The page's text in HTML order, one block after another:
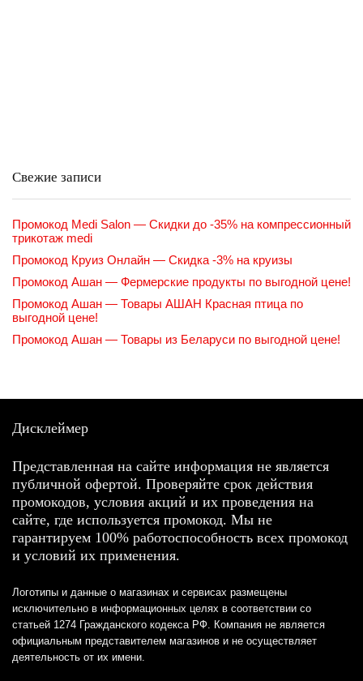
Свежие записи
Промокод Medi Salon — Скидки до -35% на компрессионный
трикотаж medi
Промокод Круиз Онлайн — Скидка -3% на круизы
Промокод Ашан — Фермерские продукты по выгодной цене!
Промокод Ашан — Товары АШАН Красная птица по
выгодной цене!
Промокод Ашан — Товары из Беларуси по выгодной цене!
Дисклеймер
Представленная на сайте информация не является
публичной офертой. Проверяйте срок действия
промокодов, условия акций и их проведения на
сайте, где используется промокод. Мы не
гарантируем 100% работоспособность всех промокод
и условий их применения.
Логотипы и данные о магазинах и сервисах размещены
исключительно в информационных целях в соответствии со
статьей 1274 Гражданского кодекса РФ. Компания не является
официальным представителем магазинов и не осуществляет
деятельность от их имени.